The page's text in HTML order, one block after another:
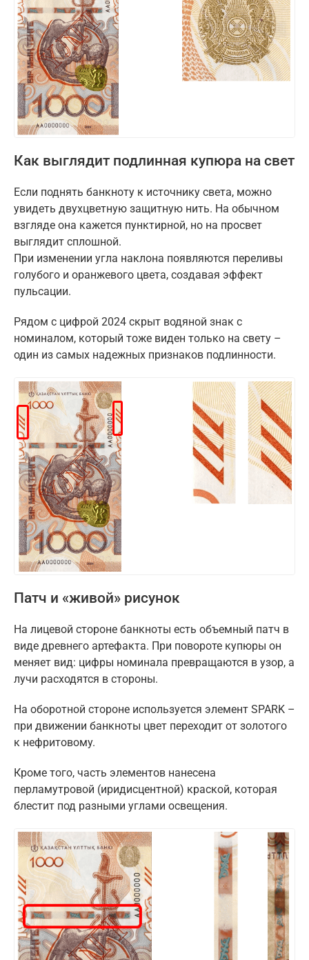
Как выглядит подлинная купюра на свет
Если поднять банкноту к источнику света, можно
увидеть двухцветную защитную нить. На обычном
взгляде она кажется пунктирной, но на просвет
выглядит сплошной.
При изменении угла наклона появляются переливы
голубого и оранжевого цвета, создавая эффект
пульсации.
Рядом с цифрой 2024 скрыт водяной знак с
номиналом, который тоже виден только на свету –
один из самых надежных признаков подлинности.
Патч и «живой» рисунок
На лицевой стороне банкноты есть объемный патч в
виде древнего артефакта. При повороте купюры он
меняет вид: цифры номинала превращаются в узор, а
лучи расходятся в стороны.
На оборотной стороне используется элемент SPARK –
при движении банкноты цвет переходит от золотого
к нефритовому.
Кроме того, часть элементов нанесена
перламутровой (иридисцентной) краской, которая
блестит под разными углами освещения.